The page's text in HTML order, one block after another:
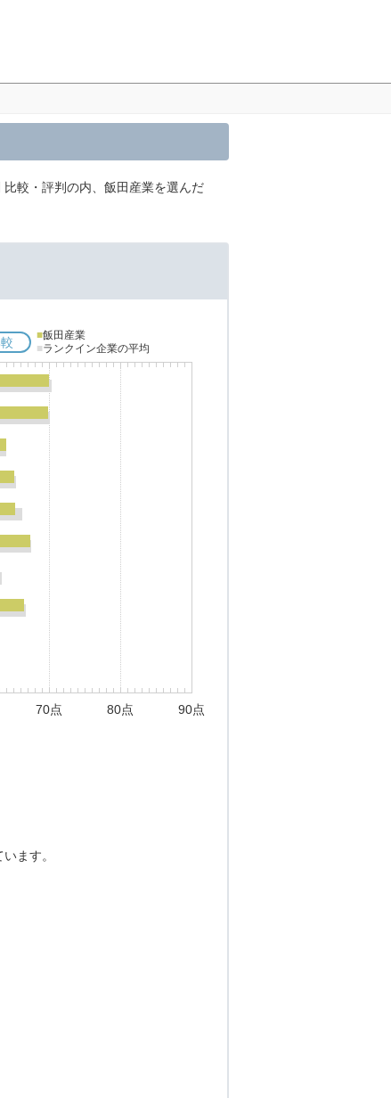
較・評判の内、飯田産業を選んだ
■飯田産業
■ランクイン企業の平均
70点 80点 90点
ます。